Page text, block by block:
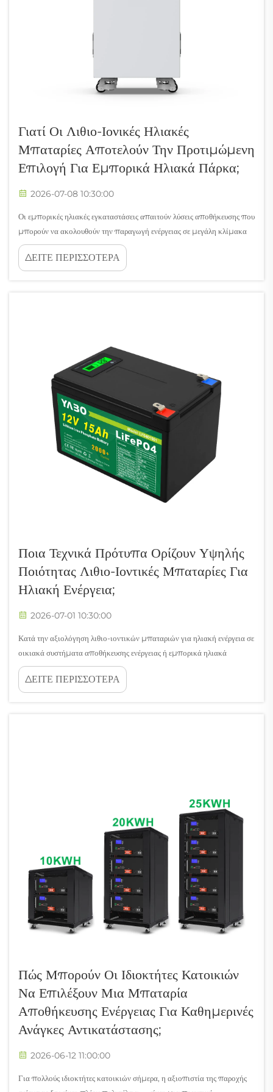
Γιατί Οι Λιθιο-Ιονικές Ηλιακές
Μπαταρίες Αποτελούν Την Προτιμώμενη
Επιλογή Για Εμπορικά Ηλιακά Πάρκα;
2026-07-08 10:30:00
Οι εμπορικές ηλιακές εγκαταστάσεις απαιτούν λύσεις αποθήκευσης που
μπορούν να ακολουθούν την παραγωγή ενέργειας σε μεγάλη κλίμακα
και τις απαιτήσεις λειτουργίας 24 ώρες το 24ωρο. Ανάμεσα σε όλες τις
διαθέσιμες επιλογές, οι λιθιούχες ηλιακές μπαταρίες έχουν αναδειχθεί
ΔΕΙΤΕ ΠΕΡΙΣΣΟΤΕΡΑ
Ποια Τεχνικά Πρότυπα Ορίζουν Υψηλής
Ποιότητας Λιθιο-Ιοντικές Μπαταρίες Για
Ηλιακή Ενέργεια;
2026-07-01 10:30:00
Κατά την αξιολόγηση λιθιο-ιοντικών μπαταριών για ηλιακή ενέργεια σε
οικιακά συστήματα αποθήκευσης ενέργειας ή εμπορικά ηλιακά
συστήματα, η κατανόηση των τεχνικών προτύπων είναι απαραίτητη.
Δεν όλες οι λιθιο-ιοντικές μπαταρίες για ηλιακή ενέργεια προσφέρουν
ΔΕΙΤΕ ΠΕΡΙΣΣΟΤΕΡΑ
Πώς Μπορούν Οι Ιδιοκτήτες Κατοικιών
Να Επιλέξουν Μια Μπαταρία
Αποθήκευσης Ενέργειας Για Καθημερινές
Ανάγκες Αντικατάστασης;
2026-06-12 11:00:00
Για πολλούς ιδιοκτήτες κατοικιών σήμερα, η αξιοπιστία της παροχής